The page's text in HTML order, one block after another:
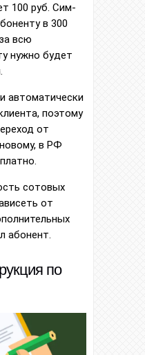
100 руб. Сим-
в 300
всю
нужно будет
автоматически
поэтому
от
в РФ
сотовых
от
абонент.
по